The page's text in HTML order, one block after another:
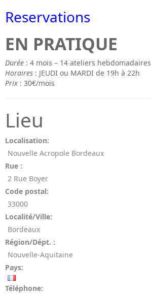
Reservations
EN PRATIQUE
Durée : 4 mois – 14 ateliers hebdomadaires
Horaires : JEUDI ou MARDI de 19h à 22h
Prix : 30€/mois
Lieu
Localisation:
Nouvelle Acropole Bordeaux
Rue :
2 Rue Boyer
Code postal:
33000
Localité/Ville:
Bordeaux
Région/Dépt. :
Nouvelle-Aquitaine
Pays:
Téléphone: